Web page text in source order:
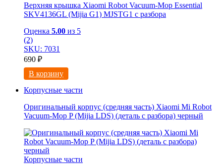
Верхняя крышка Xiaomi Robot Vacuum-Mop Essential
SKV4136GL (Mijia G1) MJSTG1 с разбора
Оценка 5.00 из 5
(2)
SKU: 7031
690 ₽
В корзину
Корпусные части
Оригинальный корпус (средняя часть) Xiaomi Mi Robot
Vacuum-Mop P (Mijia LDS) (деталь с разбора) черный
Корпусные части